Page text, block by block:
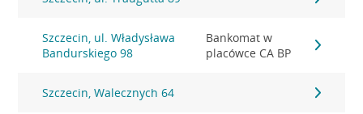
Szczecin, ul. Władysława
Bandurskiego 98
Bankomat w
placówce CA BP
Szczecin, Walecznych 64